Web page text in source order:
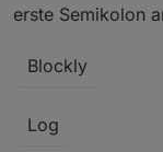
erste Semikolon
Blockly
Log